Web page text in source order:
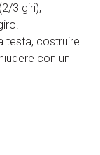
3 giri),
testa, costruire
con un